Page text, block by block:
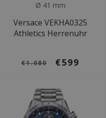
Ø 41 mm
Versace VEKHA0325
Athletics Herrenuhr
€1.080 €599